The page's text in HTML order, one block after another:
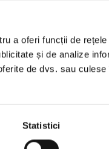
a oferi funcții de
și de analize
de dvs. sau
Statistici